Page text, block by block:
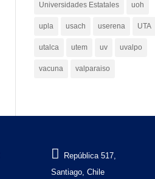
Universidades Estatales uoh
upla usach userena UTA
utalca utem uv uvalpo
vacuna valparaiso

República 517,
Santiago, Chile